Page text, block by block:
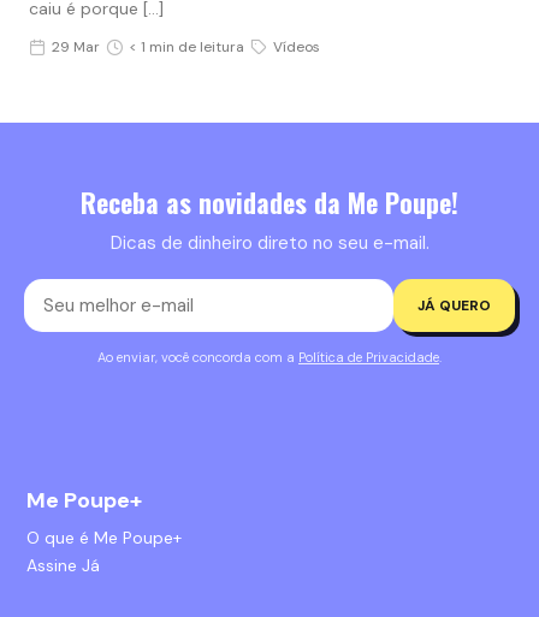
caiu é porque […]
29 Mar < 1 min de leitura Vídeos
Receba as novidades da Me Poupe!
Dicas de dinheiro direto no seu e-mail.
JÁ QUERO
Ao enviar, você concorda com a Política de Privacidade.
Me Poupe+
O que é Me Poupe+
Assine Já